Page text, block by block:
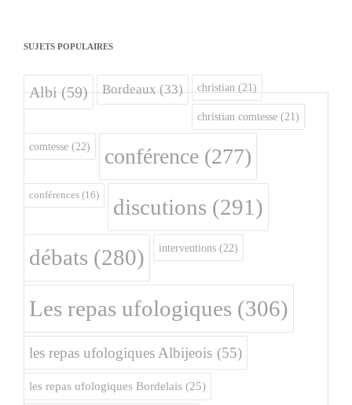
SUJETS POPULAIRES
Albi(59) Bordeaux(33) christian (21)
christian comtesse (21)
comtesse (22) conférence (277)
conférences (16) discutions (291)
débats (280) interventions (22)
Les repas ufologiques (306)
les repas ufologiques Albijeois (55)
les repas ufologiques Bordelais (25)